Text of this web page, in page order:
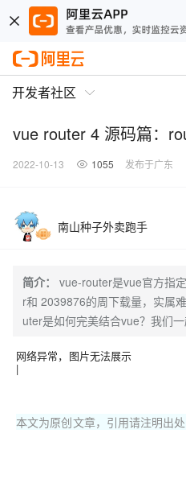
开发者社区
vue router 4 源码篇：
2022-10-13 1055 发布于广东
南山种子外卖跑手
简介：
vue-router是vue官方指
r和 2039876的周下载量，实属
uter是如何完美结合vue？我们一
网络异常，图片无法展示
|
本文为原创文章，引用请注明出